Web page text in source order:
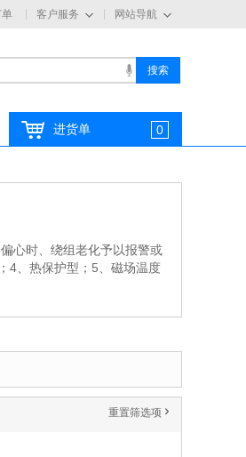
网站导航
客户服务
进货单 0
心时、绕组老化予以报警或
4、热保护型；5、磁场温度
重置筛选项 '